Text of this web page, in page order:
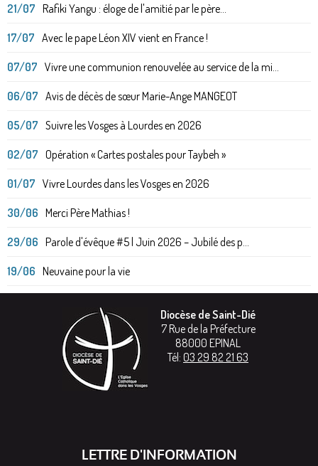
21/07 Rafiki Yangu : éloge de l'amitié par le père...
17/07 Avec le pape Léon XIV vient en France !
07/07 Vivre une communion renouvelée au service de la mi...
06/07 Avis de décès de sœur Marie-Ange MANGEOT
05/07 Suivre les Vosges à Lourdes en 2026
02/07 Opération « Cartes postales pour Taybeh »
01/07 Vivre Lourdes dans les Vosges en 2026
30/06 Merci Père Mathias !
29/06 Parole d'évêque #5 | Juin 2026 – Jubilé des p...
19/06 Neuvaine pour la vie
Diocèse de Saint-Dié
7 Rue de la Préfecture
88000 EPINAL
Tél: 03 29 82 21 63
LETTRE D'INFORMATION